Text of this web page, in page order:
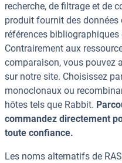
recherche, de filtrage et de
produit fournit des
références bibliographiques
Contrairement aux
comparaison, vous pouvez
sur notre site. Choisissez
monoclonaux ou
hôtes tels que Rabbit.
commandez directement
toute confiance.
Les noms alternatifs de